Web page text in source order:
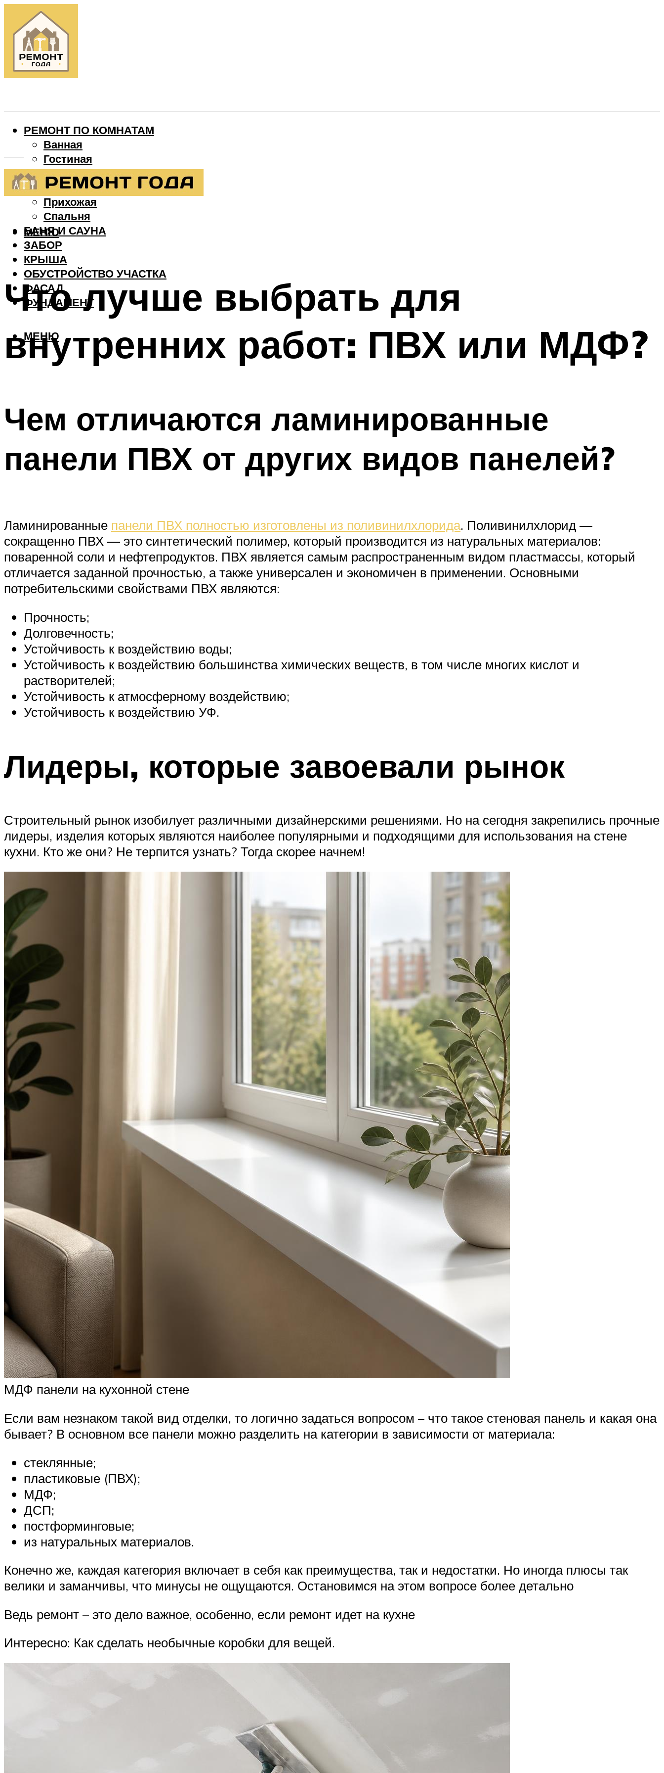
РЕМОНТ ПО КОМНАТАМ
Ванная
Гостиная
Детская
Кухня
Прихожая
Спальня
БАНЯ И САУНА
ЗАБОР
КРЫША
ОБУСТРОЙСТВО УЧАСТКА
ФАСАД
ФУНДАМЕНТ
МЕНЮ
МЕНЮ
Что лучше выбрать для
внутренних работ: ПВХ или МДФ?
Чем отличаются ламинированные
панели ПВХ от других видов панелей?
Ламинированные панели ПВХ полностью изготовлены из поливинилхлорида. Поливинилхлорид —
сокращенно ПВХ — это синтетический полимер, который производится из натуральных материалов:
поваренной соли и нефтепродуктов. ПВХ является самым распространенным видом пластмассы, который
отличается заданной прочностью, а также универсален и экономичен в применении. Основными
потребительскими свойствами ПВХ являются:
Прочность;
Долговечность;
Устойчивость к воздействию воды;
Устойчивость к воздействию большинства химических веществ, в том числе многих кислот и
растворителей;
Устойчивость к атмосферному воздействию;
Устойчивость к воздействию УФ.
Лидеры, которые завоевали рынок
Строительный рынок изобилует различными дизайнерскими решениями. Но на сегодня закрепились прочные
лидеры, изделия которых являются наиболее популярными и подходящими для использования на стене
кухни. Кто же они? Не терпится узнать? Тогда скорее начнем!
МДФ панели на кухонной стене
Если вам незнаком такой вид отделки, то логично задаться вопросом – что такое стеновая панель и какая она
бывает? В основном все панели можно разделить на категории в зависимости от материала:
стеклянные;
пластиковые (ПВХ);
МДФ;
ДСП;
постформинговые;
из натуральных материалов.
Конечно же, каждая категория включает в себя как преимущества, так и недостатки. Но иногда плюсы так
велики и заманчивы, что минусы не ощущаются. Остановимся на этом вопросе более детально
Ведь ремонт – это дело важное, особенно, если ремонт идет на кухне
Интересно: Как сделать необычные коробки для вещей.